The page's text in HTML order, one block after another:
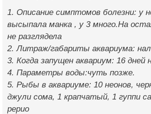
1. Описание симптомов болезни: у
высыпала манка , у 3 много.На
не разглядела
2. Литраж/габариты аквариума:
3. Когда запущен аквариум: 16 дней
4. Параметры воды:чуть позже.
5. Рыбы в аквариуме: 10 неонов,
джули сома, 1 крапчатый, 1 гуппи
рерио